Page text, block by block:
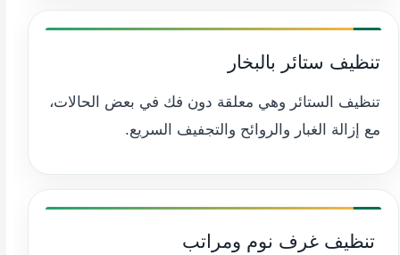
تنظيف ستائر بالبخار
تنظيف الستائر وهي معلقة دون فك في بعض الحالات،
مع إزالة الغبار والروائح والتجفيف السريع.
️ تنظيف غرف نوم ومراتب